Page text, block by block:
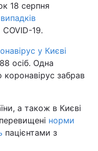
18 серпня
COVID-19.
у Києві
осіб. Одна
забрав
а також в Києві
норми
пацієнтами з